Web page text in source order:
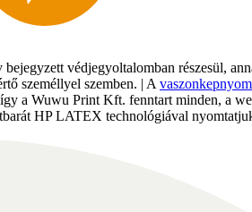
védjegyoltalomban részesül,
személlyel szemben. | A
a Wuwu Print Kft. fenntart minden, a
HP LATEX technológiával